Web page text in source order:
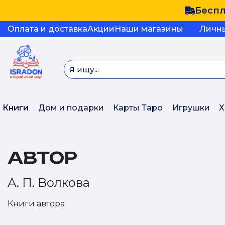
Оплата и доставкаАкции Наши магазины
Книги Дом и подарки Карты Таро Игрушки
АВТОР
А. П. Волкова
Книги автора